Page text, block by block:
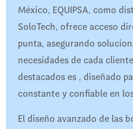
México, EQUIPSA, como
SoloTech, ofrece acceso
punta, asegurando
necesidades de cada
destacados es , diseñado
constante y confiable en
El diseño avanzado de las